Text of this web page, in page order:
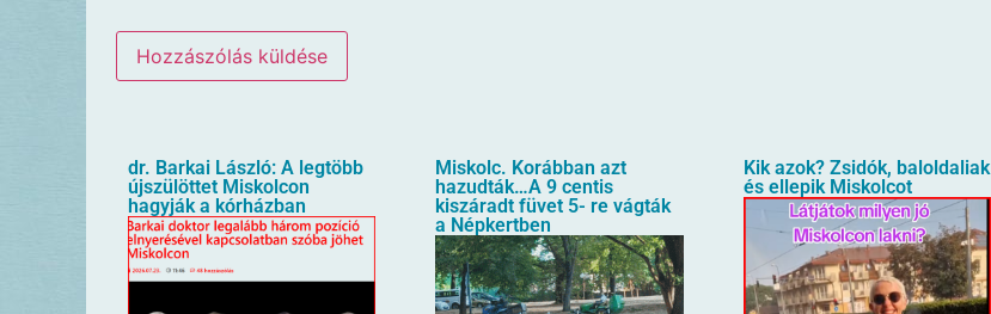
dr. Barkai László: A legtöbb
újszülöttet Miskolcon
hagyják a kórházban
Miskolc. Korábban azt
hazudták…A 9 centis
kiszáradt füvet 5- re vágták
a Népkertben
Kik azok? Zsidók, baloldaliak
és ellepik Miskolcot